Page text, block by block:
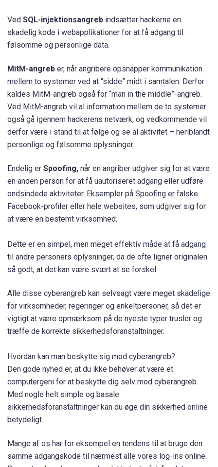
Ved SQL-injektionsangreb indsætter hackerne en
skadelig kode i webapplikationer for at få adgang til
følsomme og personlige data.
MitM-angreb er, når angribere opsnapper kommunikation
mellem to systemer ved at “sidde” midt i samtalen. Derfor
kaldes MitM-angreb også for “man in the middle”-angreb.
Ved MitM-angreb vil al information mellem de to systemer
også gå igennem hackerens netværk, og vedkommende vil
derfor være i stand til at følge og se al aktivitet – heriblandt
personlige og følsomme oplysninger.
Endelig er Spoofing, når en angriber udgiver sig for at være
en anden person for at få uautoriseret adgang eller udføre
ondsindede aktiviteter. Eksempler på Spoofing er falske
Facebook-profiler eller hele websites, som udgiver sig for
at være en bestemt virksomhed.
Dette er en simpel, men meget effektiv måde at få adgang
til andre personers oplysninger, da de ofte ligner originalen
så godt, at det kan være svært at se forskel.
Alle disse cyberangreb kan selvsagt være meget skadelige
for virksomheder, regeringer og enkeltpersoner, så det er
vigtigt at være opmærksom på de nyeste typer trusler og
træffe de korrekte sikkerhedsforanstaltninger.
Hvordan kan man beskytte sig mod cyberangreb?
Den gode nyhed er, at du ikke behøver at være et
computergeni for at beskytte dig selv mod cyberangreb.
Med nogle helt simple og basale
sikkerhedsforanstaltninger kan du øge din sikkerhed online
betydeligt.
Mange af os har for eksempel en tendens til at bruge den
samme adgangskode til nærmest alle vores log-ins online.